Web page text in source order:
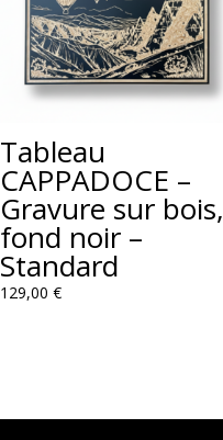
Tableau
CAPPADOCE –
Gravure sur bois,
fond noir –
Standard
129,00 €